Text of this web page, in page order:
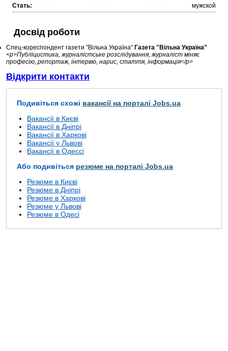
Стать:
мужской
Досвід роботи
Спец-кореспондент газети "Вільна Україна" Газета "Вільна Україна"
<p>Публіцистика, журналістське розслідування, журналіст міняє
професію, репортаж, інтервю, нарис, стаття, інформація</p>
Відкрити контакти
Подивіться схожі вакансії на порталі Jobs.ua
Вакансії в Києві
Вакансії в Дніпрі
Вакансії в Харкові
Вакансії у Львові
Вакансії в Одессі
Або подивіться резюме на порталі Jobs.ua
Резюме в Києві
Резюме в Дніпрі
Резюме в Харкові
Резюме у Львові
Резюме в Одесі